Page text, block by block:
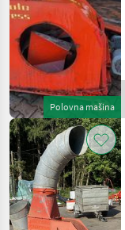
PUTANJA
Poljoprivredna
tehnika
Strojevi Za
Transport
Puhalice
Buchmann
IZABERITE
KATEGORIJU
Buchmann
Resetuj
Polovna mašina